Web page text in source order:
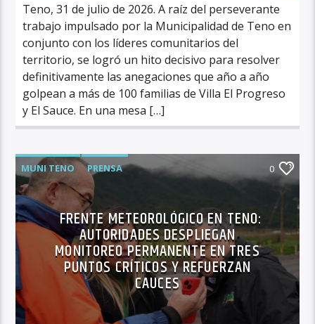
Teno, 31 de julio de 2026. A raíz del perseverante
trabajo impulsado por la Municipalidad de Teno en
conjunto con los líderes comunitarios del
territorio, se logró un hito decisivo para resolver
definitivamente las anegaciones que año a año
golpean a más de 100 familias de Villa El Progreso
y El Sauce. En una mesa […]
MUNI TENO PRENSA 0
FRENTE METEOROLÓGICO EN TENO:
AUTORIDADES DESPLIEGAN
MONITOREO PERMANENTE EN TRES
PUNTOS CRÍTICOS Y REFUERZAN
CAUCES